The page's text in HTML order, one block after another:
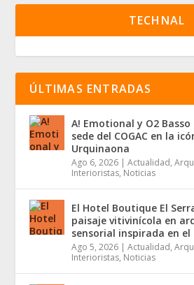
TECHNAL
ÚLTIMAS ENTRADAS
A! Emotional y O2
sede del COGAC en la
Urquinaona
Ago 6, 2026 |Actualidad,
Interioristas, Noticias
El Hotel Boutique El
paisaje vitivinícola en
sensorial inspirada en
Ago 5, 2026 |Actualidad,
Interioristas, Noticias